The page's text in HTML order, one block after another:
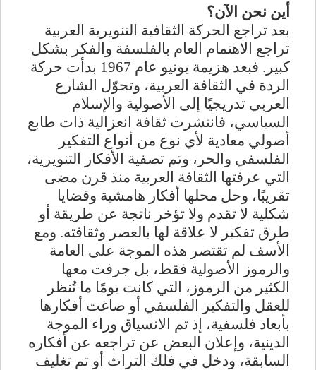
أين نحن الآن؟
بعد تراجع الحركة الثقافية التنويرية العربية
تراجع الاهتمام العام بالفلسفة والفكر بشكل
كبير. فبعد هزيمة يونيو عام 1967 بدأت حركة
الردة في الثقافة العربية، وتحوّل الشارع
العربي تدريجيًا إلى الأصولية والإسلام
السياسي، فانتشرت ثقافة انعزالية ذات طابع
أصولي معادية لأي نوع من أنواع التفكير
الفلسفي والحر، وتم تصفية الأفكار التنويرية،
التي عرفتها الثقافة العربية منذ قرن مضى
تقريبًا، وحل محلها أفكار هامشية وقضايا
شكلية لا تقدم ولا تؤخر ناتجة عن طريقة أو
طرق تفكير لا علاقة لها بالعصر وثقافته. ومع
الأسف لم تقتصر هذه الموجة على العامة
والرموز الأصولية فقط، بل جرفت معها
الكثير من الرموز، التي كانت يومًا ما تُنظر
للعقل والتفكير الفلسفي أو صاغت أفكارها
بأبعاد فلسفية، إذ تم الانسياق وراء الموجة
الدينية، وإعلان البعض عن تراجعه عن أفكاره
السابقة، ودخل في فلك التراث أو تم تغليف